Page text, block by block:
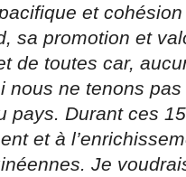
et
sa promotion et
de toutes car,
nous ne tenons
pays. Durant ces
et à
Je